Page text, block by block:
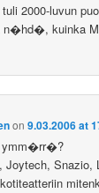
tuli 2000-luvun
kuinka
on9.03.2006 at
ymm�rr�?
Joytech, Snazio,